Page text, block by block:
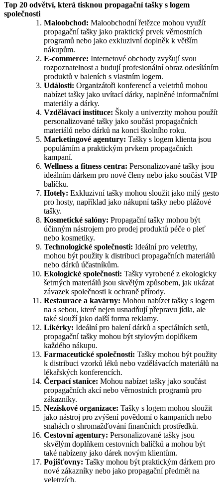
Top 20 odvětví, která tisknou propagační tašky s logem
společnosti
Maloobchod: Maloobchodní řetězce mohou využít
propagační tašky jako praktický prvek věrnostních
programů nebo jako exkluzivní doplněk k větším
nákupům.
E-commerce: Internetové obchody zvyšují svou
rozpoznatelnost a budují profesionální obraz odesíláním
produktů v baleních s vlastním logem.
Události: Organizátoři konferencí a veletrhů mohou
nabízet tašky jako uvítací dárky, naplněné informačními
materiály a dárky.
Vzdělávací instituce: Školy a univerzity mohou použít
personalizované tašky jako součást propagačních
materiálů nebo dárků na konci školního roku.
Marketingové agentury: Tašky s logem klienta jsou
populárním a praktickým prvkem propagačních
kampaní.
Wellness a fitness centra: Personalizované tašky jsou
ideálním dárkem pro nové členy nebo jako součást VIP
balíčku.
Hotely: Exkluzivní tašky mohou sloužit jako milý gesto
pro hosty, například jako nákupní tašky nebo plážové
tašky.
Kosmetické salóny: Propagační tašky mohou být
účinným nástrojem pro prodej produktů péče o pleť
nebo kosmetiky.
Technologické společnosti: Ideální pro veletrhy,
mohou být použity k distribuci propagačních materiálů
nebo dárků účastníkům.
Ekologické společnosti: Tašky vyrobené z ekologicky
šetrných materiálů jsou skvělým způsobem, jak ukázat
závazek společnosti k ochraně přírody.
Restaurace a kavárny: Mohou nabízet tašky s logem
na s sebou, které nejen usnadňují přepravu jídla, ale
také slouží jako další forma reklamy.
Likérky: Ideální pro balení dárků a speciálních setů,
propagační tašky mohou být stylovým doplňkem
každého nákupu.
Farmaceutické společnosti: Tašky mohou být použity
k distribuci vzorků léků nebo vzdělávacích materiálů na
lékařských konferencích.
Čerpací stanice: Mohou nabízet tašky jako součást
propagačních akcí nebo věrnostních programů pro
zákazníky.
Neziskové organizace: Tašky s logem mohou sloužit
jako nástroj pro zvýšení povědomí o kampaních nebo
snahách o shromažďování finančních prostředků.
Cestovní agentury: Personalizované tašky jsou
skvělým doplňkem cestovních balíčků a mohou být
také nabízeny jako dárek novým klientům.
Pojišťovny: Tašky mohou být praktickým dárkem pro
nové zákazníky nebo jako propagační předmět na
veletrzích.